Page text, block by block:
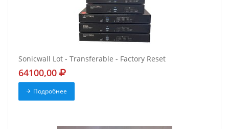
Sonicwall Lot - Transferable - Factory Reset
64100,00
Подробнее